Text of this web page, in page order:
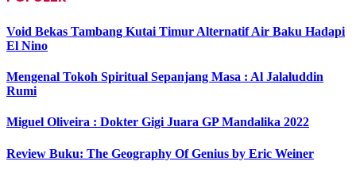
Void Bekas Tambang Kutai Timur Alternatif Air Baku Hadapi
El Nino
Mengenal Tokoh Spiritual Sepanjang Masa : Al Jalaluddin
Rumi
Miguel Oliveira : Dokter Gigi Juara GP Mandalika 2022
Review Buku: The Geography Of Genius by Eric Weiner